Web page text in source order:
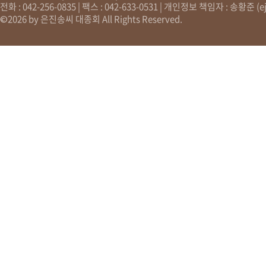
전화 : 042-256-0835 | 팩스 : 042-633-0531 | 개인정보 책임자 : 송황준 (
©2026 by 은진송씨 대종회 All Rights Reserved.